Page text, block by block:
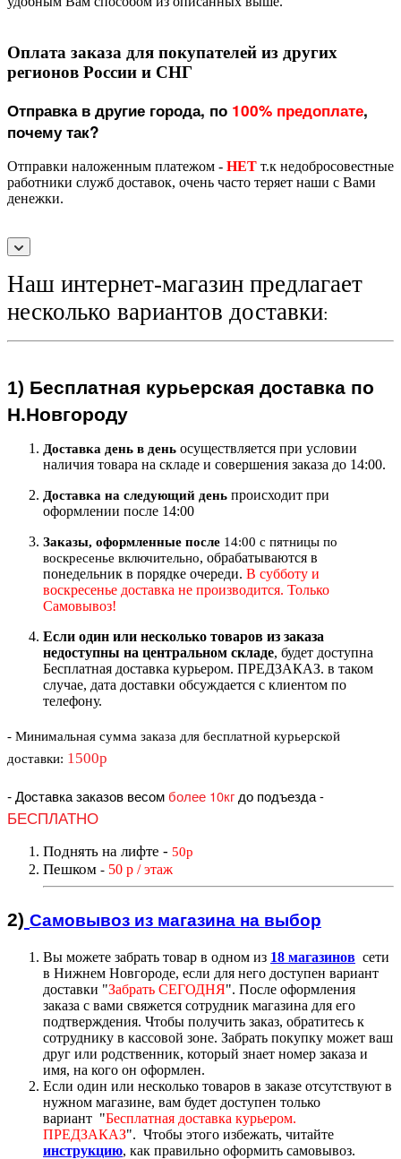
Оплата заказа для покупателей из других
регионов России и СНГ
Отправка в другие города, по 100% предоплате,
почему так?
Отправки наложенным платежом - НЕТ т.к недобросовестные
работники служб доставок, очень часто теряет наши с Вами
денежки.
Наш интернет-магазин предлагает
несколько вариантов доставки:
1) Бесплатная курьерская доставка по
Н.Новгороду
Доставка день в день осуществляется при условии
наличия товара на складе и совершения заказа до 14:00.
Доставка на следующий день происходит при
оформлении после 14:00
Заказы, оформленные после 14:00 с пятницы по
воскресенье включительно, обрабатываются в
понедельник в порядке очереди. В субботу и
воскресенье доставка не производится. Только
Самовывоз!
Если один или несколько товаров из заказа
недоступны на центральном складе, будет доступна
Бесплатная доставка курьером. ПРЕДЗАКАЗ. в таком
случае, дата доставки обсуждается с клиентом по
телефону.
- Минимальная сумма заказа для бесплатной курьерской
доставки: 1500р
-Доставка заказов весомболее 10кгдо подъезда-
БЕСПЛАТНО
Поднять на лифте - 50р
Пешком - 50 р / этаж
2) Самовывоз из магазина на выбор
Вы можете забрать товар в одном из 18 магазинов сети
в Нижнем Новгороде, если для него доступен вариант
доставки "Забрать СЕГОДНЯ". После оформления
заказа с вами свяжется сотрудник магазина для его
подтверждения. Чтобы получить заказ, обратитесь к
сотруднику в кассовой зоне. Забрать покупку может ваш
друг или родственник, который знает номер заказа и
имя, на кого он оформлен.
Если один или несколько товаров в заказе отсутствуют в
нужном магазине, вам будет доступен только
вариант "Бесплатная доставка курьером.
ПРЕДЗАКАЗ". Чтобы этого избежать, читайте
инструкцию, как правильно оформить самовывоз.